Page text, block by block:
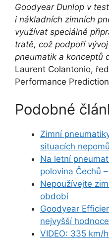
Goodyear Dunlop v
i nákladních zimních
využívat speciálně
tratě, což podpoří
pneumatik a konceptů
Laurent Colantonio,
Performance
Podobné
Zimní
situacích
Na letní
polovina Čechů
Nepoužívejte
období
Goodyear
nejvyšší
VIDEO: 335 km/